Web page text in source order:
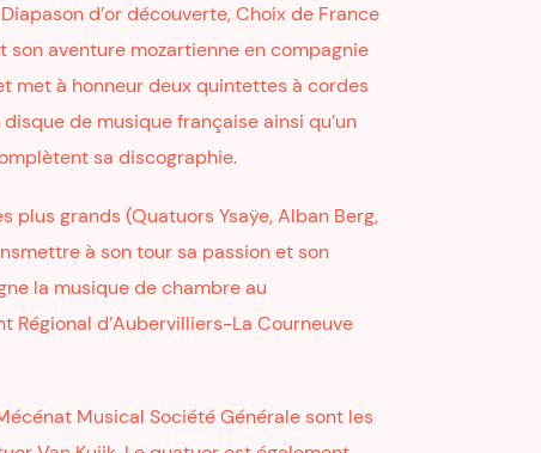
d’or découverte, Choix de France
son aventure mozartienne en compagnie
met à honneur deux quintettes à cordes
de musique française ainsi qu’un
sa discographie.
plus grands (Quatuors Ysaÿe, Alban Berg,
à son tour sa passion et son
la musique de chambre au
Régional d’Aubervilliers-La Courneuve
Musical Société Générale sont les